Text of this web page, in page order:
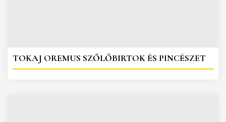
TOKAJ OREMUS SZŐLŐBIRTOK ÉS PINCÉSZET